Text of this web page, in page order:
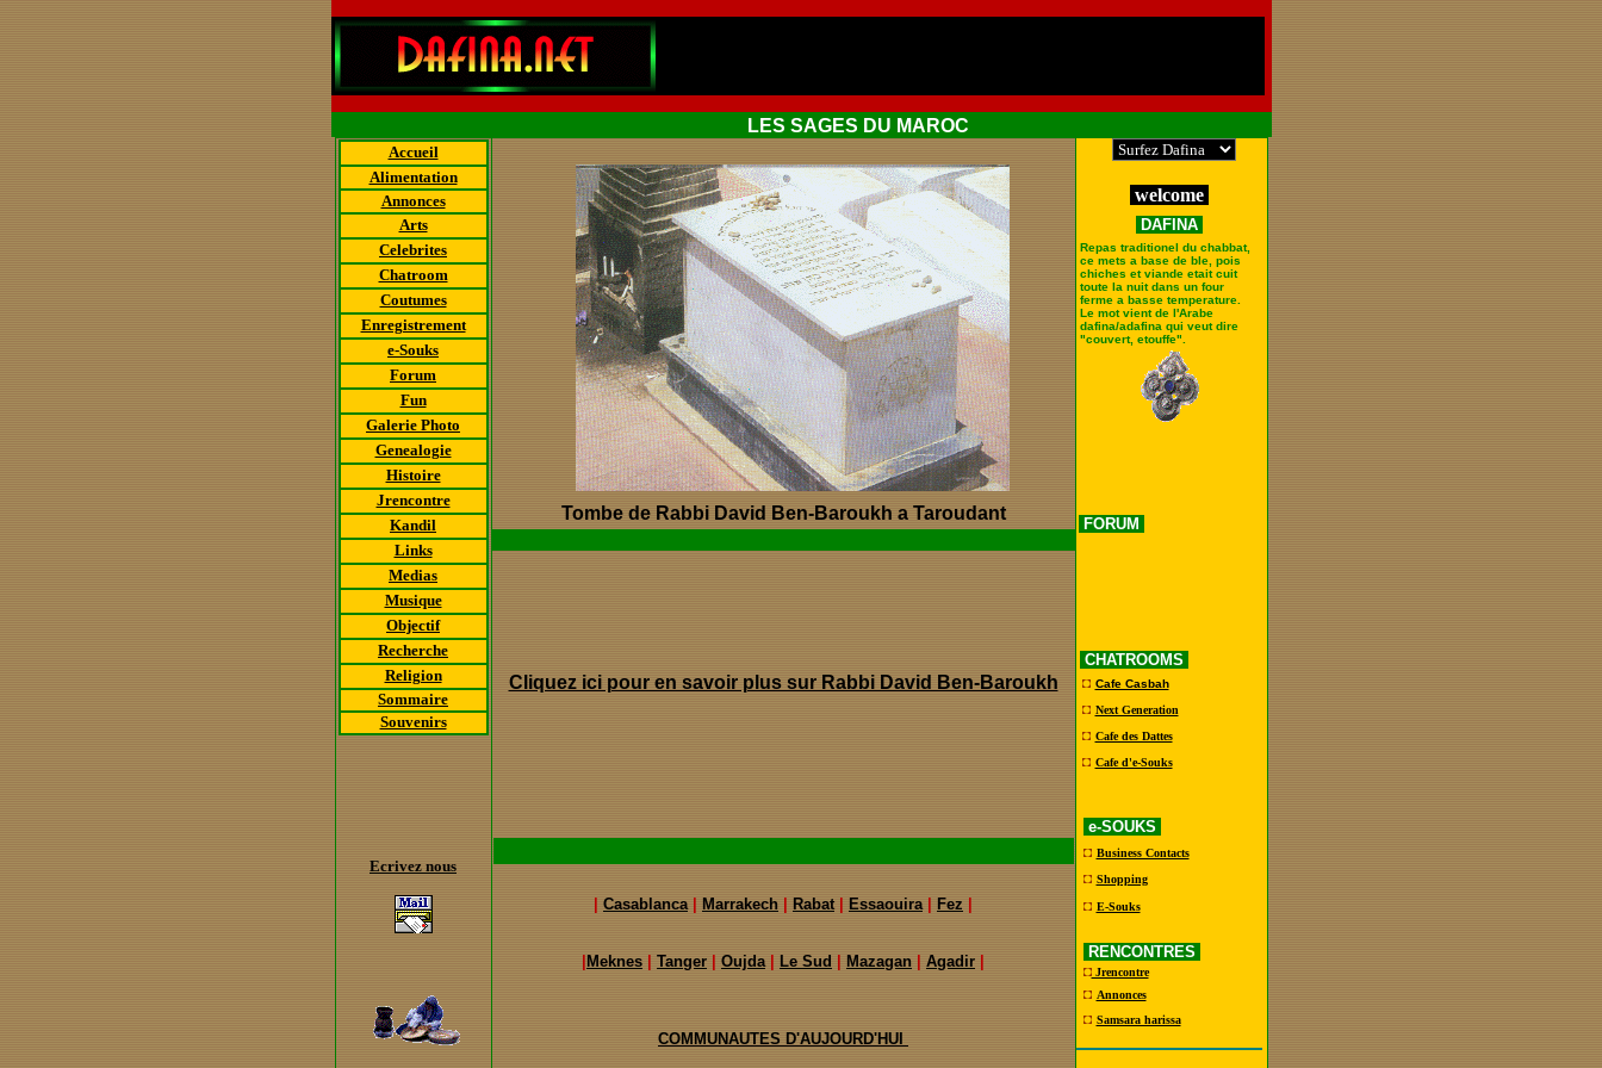
LES SAGES DU MAROC
Accueil
Alimentation
Annonces
Arts
Celebrites
Chatroom
Coutumes
Enregistrement
e-Souks
Forum
Fun
Galerie Photo
Genealogie
Histoire
Jrencontre
Kandil
Links
Medias
Musique
Objectif
Recherche
Religion
Sommaire
Souvenirs
Ecrivez nous
Tombe de Rabbi David Ben-Baroukh a Taroudant
Cliquez ici pour en savoir plus sur Rabbi David Ben-Baroukh
Casablanca| Marrakech Rabat| Essaouira| Fez
Meknes Tanger Oujda| Le Sud Mazagan Agadir
COMMUNAUTES D'AUJOURD'HUI
welcome
DAFINA
Repas traditionel du chabbat,
ce mets a base de ble, pois
chiches et viande etait cuit
toute la nuit dans un four
ferme a basse temperature.
Le mot vient de l'Arabe
dafina/adafina qui veut dire
"couvert, etouffe".
FORUM
CHATROOMS
Cafe Casbah
Next Generation
Cafe des Dattes
Cafe d'e-Souks
e-SOUKS
Business Contacts
Shopping
E-Souks
RENCONTRES
Jrencontre
Annonces
Samsara harissa